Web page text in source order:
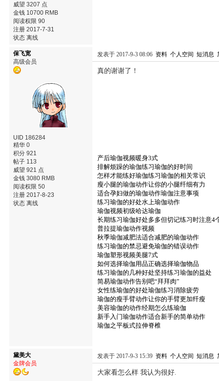
威望 3207 点
金钱 10700 RMB
阅读权限 90
注册 2017-7-31
状态 离线
保飞宽
高级会员
UID 186284
精华 0
积分 921
帖子 113
威望 921 点
金钱 3080 RMB
阅读权限 50
注册 2017-8-23
状态 离线
发表于 2017-9-3 08:06 资料 个人空间 短消息
真的谢谢了！
产后瑜伽视频暖身3式
排解烦躁的瑜伽练习瑜伽的好时间
怎样才能练好瑜伽练习瑜伽的相关常识
瘦小腿的瑜伽动作让你的小腿纤细有力
适合孕妇做的瑜伽动作瑜伽注意事项
练习瑜伽的好处水上瑜伽动作
瑜伽视频初级哈达瑜伽
长期练习瑜伽好处多多但切记练习时注意4
普拉提瑜伽动作视频
秋季瑜伽减肥法适合减肥的瑜伽动作
练习瑜伽的禁忌避免瑜伽的错误动作
瑜伽塑形视频美腿7式
如何选择瑜伽用品正确选择瑜伽物品
练习瑜伽的几种好处坚持练习瑜伽的益处
简易瑜伽动作告别吧“拜拜肉”
女性练瑜伽的好处瑜伽练习消除疲劳
瑜伽的瘦手臂动作让你的手臂更加纤瘦
美容瑜伽的动作经期怎么练瑜伽
新手入门瑜伽动作适合新手的简单动作
瑜伽之平板式拉伸脊椎
黛美大
金牌会员
发表于 2017-9-3 15:39 资料 个人空间 短消息
大家看怎么样 我认为很好.